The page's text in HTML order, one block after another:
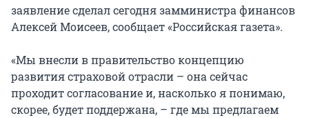
заявление сделал сегодня замминистра финансов
Алексей Моисеев, сообщает «Российская газета».
«Мы внесли в правительство концепцию
развития страховой отрасли – она сейчас
проходит согласование и, насколько я понимаю,
скорее, будет поддержана, – где мы предлагаем